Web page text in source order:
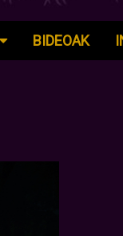
BIDEOAK